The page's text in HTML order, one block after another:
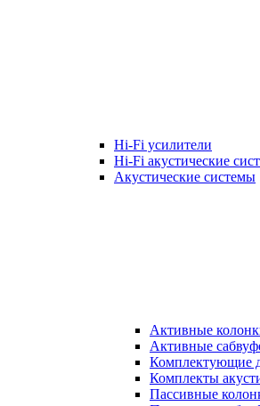
Hi-Fi усилители
Hi-Fi акустические
Акустические системы
Активные
Активные
Комплектующие
Комплекты
Пассивные